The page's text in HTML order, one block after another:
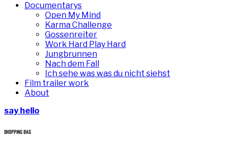
Documentarys
Open My Mind
Karma Challenge
Gossenreiter
Work Hard Play Hard
Jungbrunnen
Nach dem Fall
Ich sehe was was du nicht siehst
Film trailer work
About
say hello
SHOPPING BAG